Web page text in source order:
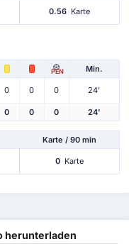
0.56 Karte
PEN Min.
0 0 0 24'
0 0 0 24'
Karte / 90 min
0 Karte
herunterladen